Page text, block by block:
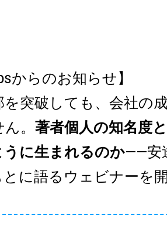
からのお知らせ】
を突破しても、会社の
。 著者個人の知名度
うに生まれるのか——安
に語るウェビナーを